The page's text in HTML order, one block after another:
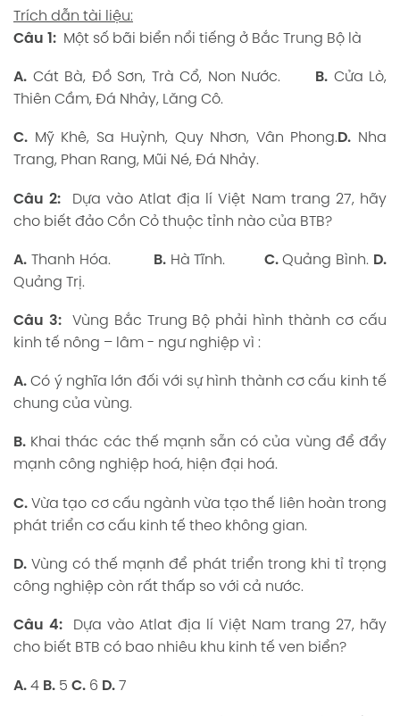
Trích dẫn tài liệu:
Câu 1: Một số bãi biển nổi tiếng ở Bắc Trung Bộ là
A. Cát Bà, Đồ Sơn, Trà Cổ, Non Nước. B. Cửa Lò,
Thiên Cầm, Đá Nhảy, Lăng Cô.
C. Mỹ Khê, Sa Huỳnh, Quy Nhơn, Vân Phong.D. Nha
Trang, Phan Rang, Mũi Né, Đá Nhảy.
Câu 2: Dựa vào Atlat địa lí Việt Nam trang 27, hãy
cho biết đảo Cồn Cỏ thuộc tỉnh nào của BTB?
A. Thanh Hóa. B. Hà Tĩnh. C.Quảng Bình. D.
Quảng Trị.
Câu 3:Vùng Bắc Trung Bộ phải hình thành cơ cấu
kinh tế nông – lâm - ngư nghiệp vì :
A.Có ý nghĩa lớn đối với sự hình thành cơ cấu kinh tế
chung của vùng.
B. Khai thác các thế mạnh sẵn có của vùng để đẩy
mạnh công nghiệp hoá, hiện đại hoá.
C.Vừa tạo cơ cấu ngành vừa tạo thế liên hoàn trong
phát triển cơ cấu kinh tế theo không gian.
D.Vùng có thế mạnh để phát triển trong khi tỉ trọng
công nghiệp còn rất thấp so với cả nước.
Câu 4: Dựa vào Atlat địa lí Việt Nam trang 27, hãy
cho biết BTB có bao nhiêu khu kinh tế ven biển?
A. 4 B. 5 C. 6 D. 7